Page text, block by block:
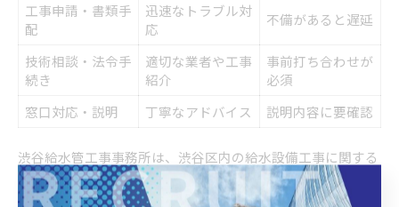
工事申請・書類手
配
迅速なトラブル対
応
不備があると遅延
技術相談・法令手
続き
適切な業者や工事
紹介
事前打ち合わせが
必須
窓口対応・説明
丁寧なアドバイス 説明内容に要確認
渋谷給水管工事事務所は、渋谷区内の給水設備工事に関する
申請や問い合わせの窓口として機能しています。水道局指定
業者であれば、事務所を通じて工事申請や必要書類の手配が